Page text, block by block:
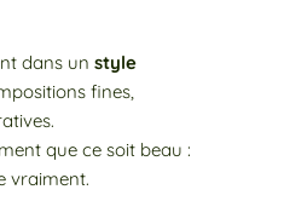
dans un style
fines,
que ce soit beau :
vraiment.